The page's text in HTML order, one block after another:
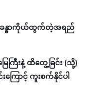
) ခန္ဓာကိုယ်ထွက်တဲ့အရည်
ကြီးနဲ့ ထိတွေ့ခြင်း (သို့)
ကြောင့် ကူးစက်နိုင်ပါ